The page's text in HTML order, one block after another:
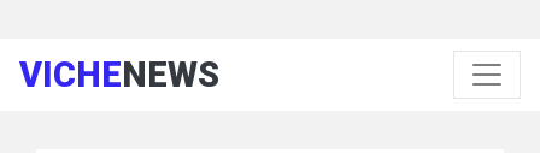
VICHENEWS